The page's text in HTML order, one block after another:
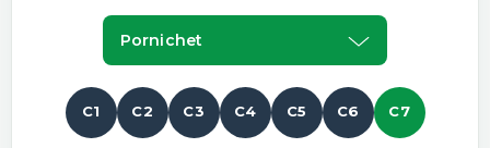
Pornichet
C1 C2 C3 C4 C5 C6 C7